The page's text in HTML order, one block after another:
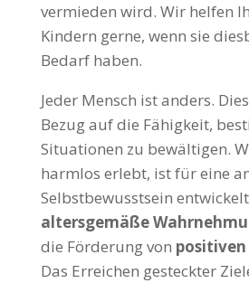
vermieden wird. Wir helfen
Kindern gerne, wenn sie
Bedarf haben.
Jeder Mensch ist anders.
Bezug auf die Fähigkeit,
Situationen zu bewältigen.
harmlos erlebt, ist für eine
Selbstbewusstsein
altersgemäße
die Förderung von positiven
Das Erreichen gesteckter